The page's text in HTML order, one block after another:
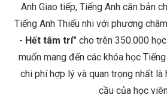
Anh Giao tiếp, Tiếng Anh căn bản
Tiếng Anh Thiếu nhi với phương châm
- Hết tâm trí" cho trên 350.000
muốn mang đến các khóa học
chi phí hợp lý và quan trọng nhất là
cầu của học